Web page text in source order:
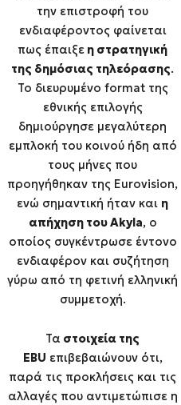
την επιστροφή του
ενδιαφέροντος φαίνεται
πως έπαιξε η στρατηγική
της δημόσιας τηλεόρασης.
Το διευρυμένο format της
εθνικής επιλογής
δημιούργησε μεγαλύτερη
εμπλοκή του κοινού ήδη από
τους μήνες που
προηγήθηκαν της Eurovision,
ενώ σημαντική ήταν και η
απήχηση του Akyla, ο
οποίος συγκέντρωσε έντονο
ενδιαφέρον και συζήτηση
γύρω από τη φετινή ελληνική
συμμετοχή.
Τα στοιχεία της
EBU επιβεβαιώνουν ότι,
παρά τις προκλήσεις και τις
αλλαγές που αντιμετώπισε η